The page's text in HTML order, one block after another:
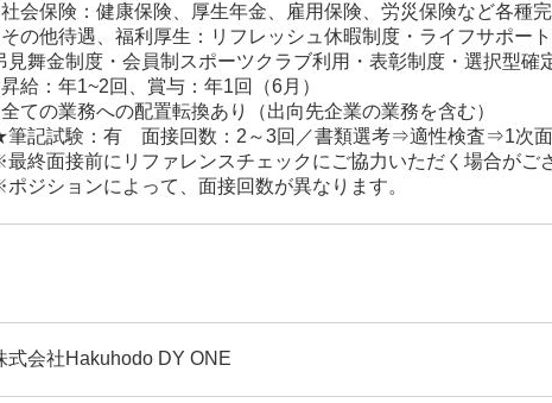
会保険：健康保険、厚生年金、雇用保険、労災保険など各種
の他待遇、福利厚生：リフレッシュ休暇制度・ライフサポー
見舞金制度・会員制スポーツクラブ利用・表彰制度・選択型確
給：年1~2回、賞与：年1回（6月）
ての業務への配置転換あり（出向先企業の業務を含む）
記試験：有 面接回数：2～3回／書類選考⇒適性検査⇒1次
終面接前にリファレンスチェックにご協力いただく場合がご
ジションによって、面接回数が異なります。
式会社Hakuhodo DY ONE